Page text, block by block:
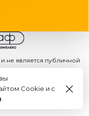
не является публичной
Cookie и с